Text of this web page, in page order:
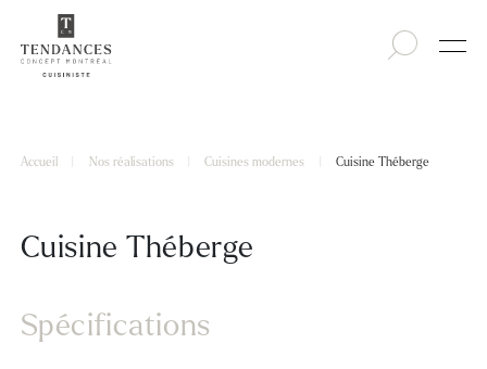
Accueil Nos réalisations Cuisines modernes Cuisine Théberge
Cuisine Théberge
Spécifications